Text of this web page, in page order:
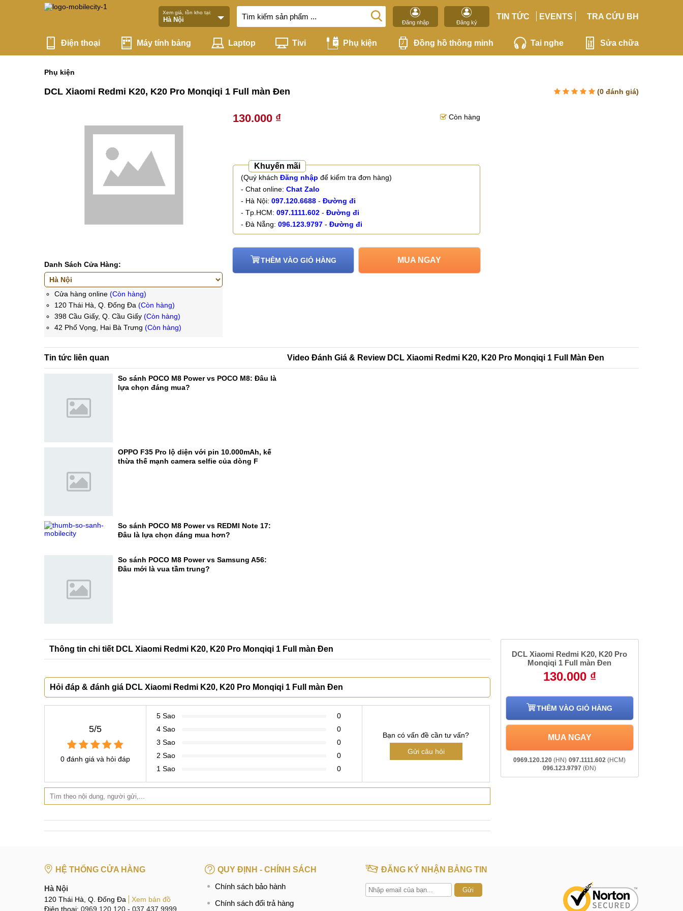
Xem giá, tồn kho tại:
Đăng nhập Đăng ký
TIN TỨC EVENTS TRA CỨU BH
Điện thoại Máy tính bảng Laptop Tivi Phụ kiện Đồng hồ thông minh Tai nghe Sửa chữa
Phụ kiện
DCL Xiaomi Redmi K20, K20 Pro Monqiqi 1 Full màn Đen (0 đánh giá)
Danh Sách Cửa Hàng:
Cửa hàng online (Còn hàng)
120 Thái Hà, Q. Đống Đa (Còn hàng)
398 Cầu Giấy, Q. Cầu Giấy (Còn hàng)
42 Phố Vọng, Hai Bà Trưng (Còn hàng)
130.000 ₫ Còn hàng
Khuyến mãi
(Quý khách Đăng nhập để kiểm tra đơn hàng)
- Chat online: Chat Zalo
- Hà Nội: 097.120.6688 - Đường đi
- Tp.HCM: 097.1111.602 - Đường đi
- Đà Nẵng: 096.123.9797 - Đường đi
THÊM VÀO GIỎ HÀNG MUA NGAY
Tin tức liên quan
So sánh POCO M8 Power vs POCO M8: Đâu là
lựa chọn đáng mua?
OPPO F35 Pro lộ diện với pin 10.000mAh, kế
thừa thế mạnh camera selfie của dòng F
So sánh POCO M8 Power vs REDMI Note 17:
Đâu là lựa chọn đáng mua hơn?
So sánh POCO M8 Power vs Samsung A56:
Đâu mới là vua tầm trung?
Video Đánh Giá & Review DCL Xiaomi Redmi K20, K20 Pro Monqiqi 1 Full Màn Đen
Thông tin chi tiết DCL Xiaomi Redmi K20, K20 Pro Monqiqi 1 Full màn Đen
Hỏi đáp & đánh giá DCL Xiaomi Redmi K20, K20 Pro Monqiqi 1 Full màn Đen
5/5
0 đánh giá và hỏi đáp
5 Sao
0
4 Sao
0
3 Sao
0
2 Sao
0
1 Sao
0
Bạn có vấn đề cần tư vấn?
Gửi câu hỏi
DCL Xiaomi Redmi K20, K20 Pro
Monqiqi 1 Full màn Đen
130.000 ₫
THÊM VÀO GIỎ HÀNG
MUA NGAY
0969.120.120 (HN) 097.1111.602 (HCM)
096.123.9797 (ĐN)
HỆ THỐNG CỬA HÀNG
Hà Nội
120 Thái Hà, Q. Đống Đa
Xem bản đồ
Điện thoại: 0969.120.120 - 037.437.9999
QUY ĐỊNH - CHÍNH SÁCH
Chính sách bảo hành
Chính sách đổi trả hàng
ĐĂNG KÝ NHẬN BẢNG TIN
Gửi